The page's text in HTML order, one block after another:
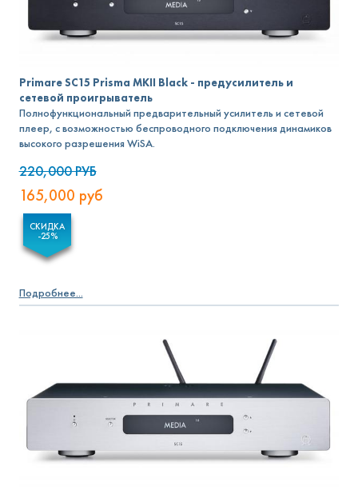
Primare SC15 Prisma MKII Black - предусилитель и
сетевой проигрыватель
Полнофункциональный предварительный усилитель и сетевой
плеер, с возможностью беспроводного подключения динамиков
высокого разрешения WiSA.
220,000РУБ
165,000 руб
СКИДКА
-25%
Подробнее...